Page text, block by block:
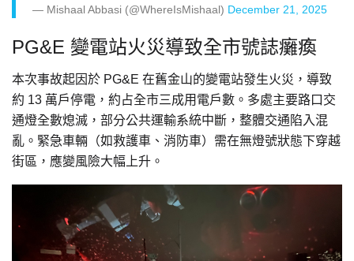
— Mishaal Abbasi (@WhereIsMishaal) December 21, 2025
PG&E 變電站火災導致全市號誌癱瘓
本次事故起因於 PG&E 在舊金山的變電站發生火災，導致
約 13 萬戶停電，約占全市三成用電戶數。多處主要路口交
通燈全數熄滅，部分公共運輸系統中斷，整體交通陷入混
亂。緊急車輛（如救護車、消防車）需在無燈號狀態下穿越
街區，應變風險大幅上升。